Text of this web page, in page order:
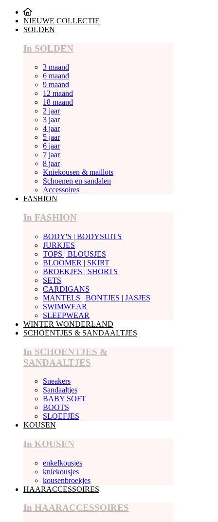
NIEUWE COLLECTIE
SOLDEN
In SOLDEN
3 maand
6 maand
9 maand
12 maand
18 maand
2 jaar
3 jaar
4 jaar
5 jaar
6 jaar
7 jaar
8 jaar
Kniekousen & maillots
Schoenen en sandalen
Accessoires
FASHION
In FASHION
BODY'S | BODYSUITS
JURKJES
TOPS | BLOUSJES
BLOOMER | SKIRT
BROEKJES | SHORTS
SETS
CARDIGANS
MANTELS | BONTJES | JASJES
SWIMWEAR
SLEEPWEAR
WINTER WONDERLAND
SCHOENTJES & SANDAALTJES
In SCHOENTJES &
SANDAALTJES
Sneakers
Sandaaltjes
BABY SOFT
BOOTS
SLOEFJES
KOUSEN
In KOUSEN
enkelkousjes
kniekousjes
kousenbroekjes
HAARACCESSOIRES
In HAARACCESSOIRES